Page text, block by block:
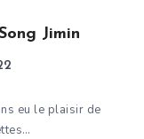
Jimin
eu le plaisir de